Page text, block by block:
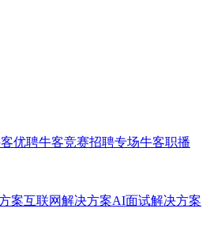
优聘牛客竞赛招聘专场牛客职播
案互联网解决方案AI面试解决方案